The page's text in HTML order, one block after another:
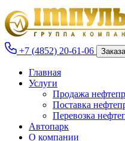
+7 (4852) 20-61-06
Главная
Услуги
Продажа
Поставка
Перевозка
Автопарк
О компании